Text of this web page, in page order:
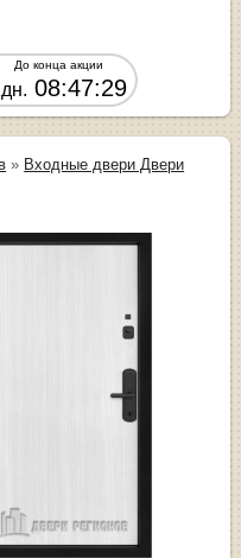
До конца акции
08:47:29
» Входные двери Двери